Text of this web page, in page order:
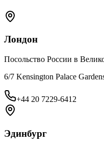
Лондон
Посольство России в
6/7 Kensington Palace
+44 20 7229-6412
Эдинбург